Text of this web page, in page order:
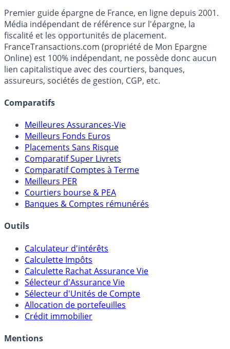
FranceTransactions.com
Premier guide épargne de France, en ligne depuis 2001.
Média indépendant de référence sur l'épargne, la
fiscalité et les opportunités de placement.
FranceTransactions.com (propriété de Mon Epargne
Online) est 100% indépendant, ne possède donc aucun
lien capitalistique avec des courtiers, banques,
assureurs, sociétés de gestion, CGP, etc.
Comparatifs
Meilleures Assurances-Vie
Meilleurs Fonds Euros
Placements Sans Risque
Comparatif Super Livrets
Comparatif Comptes à Terme
Meilleurs PER
Banques & Comptes rémunérés
Outils
Calculateur d'intérêts
Calculette Impôts
Calculette Rachat Assurance Vie
Sélecteur d'Assurance Vie
Sélecteur d'Unités de Compte
Crédit immobilier